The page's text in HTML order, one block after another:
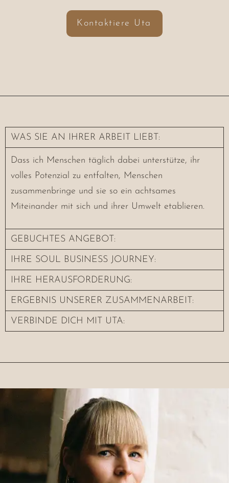
Kontaktiere Uta
WAS SIE AN IHRER ARBEIT LIEBT:
Dass ich Menschen täglich dabei unterstütze, ihr
volles Potenzial zu entfalten, Menschen
zusammenbringe und sie so ein achtsames
Miteinander mit sich und ihrer Umwelt etablieren.
GEBUCHTES ANGEBOT:
IHRE SOUL BUSINESS JOURNEY:
IHRE HERAUSFORDERUNG:
ERGEBNIS UNSERER ZUSAMMENARBEIT:
VERBINDE DICH MIT UTA: